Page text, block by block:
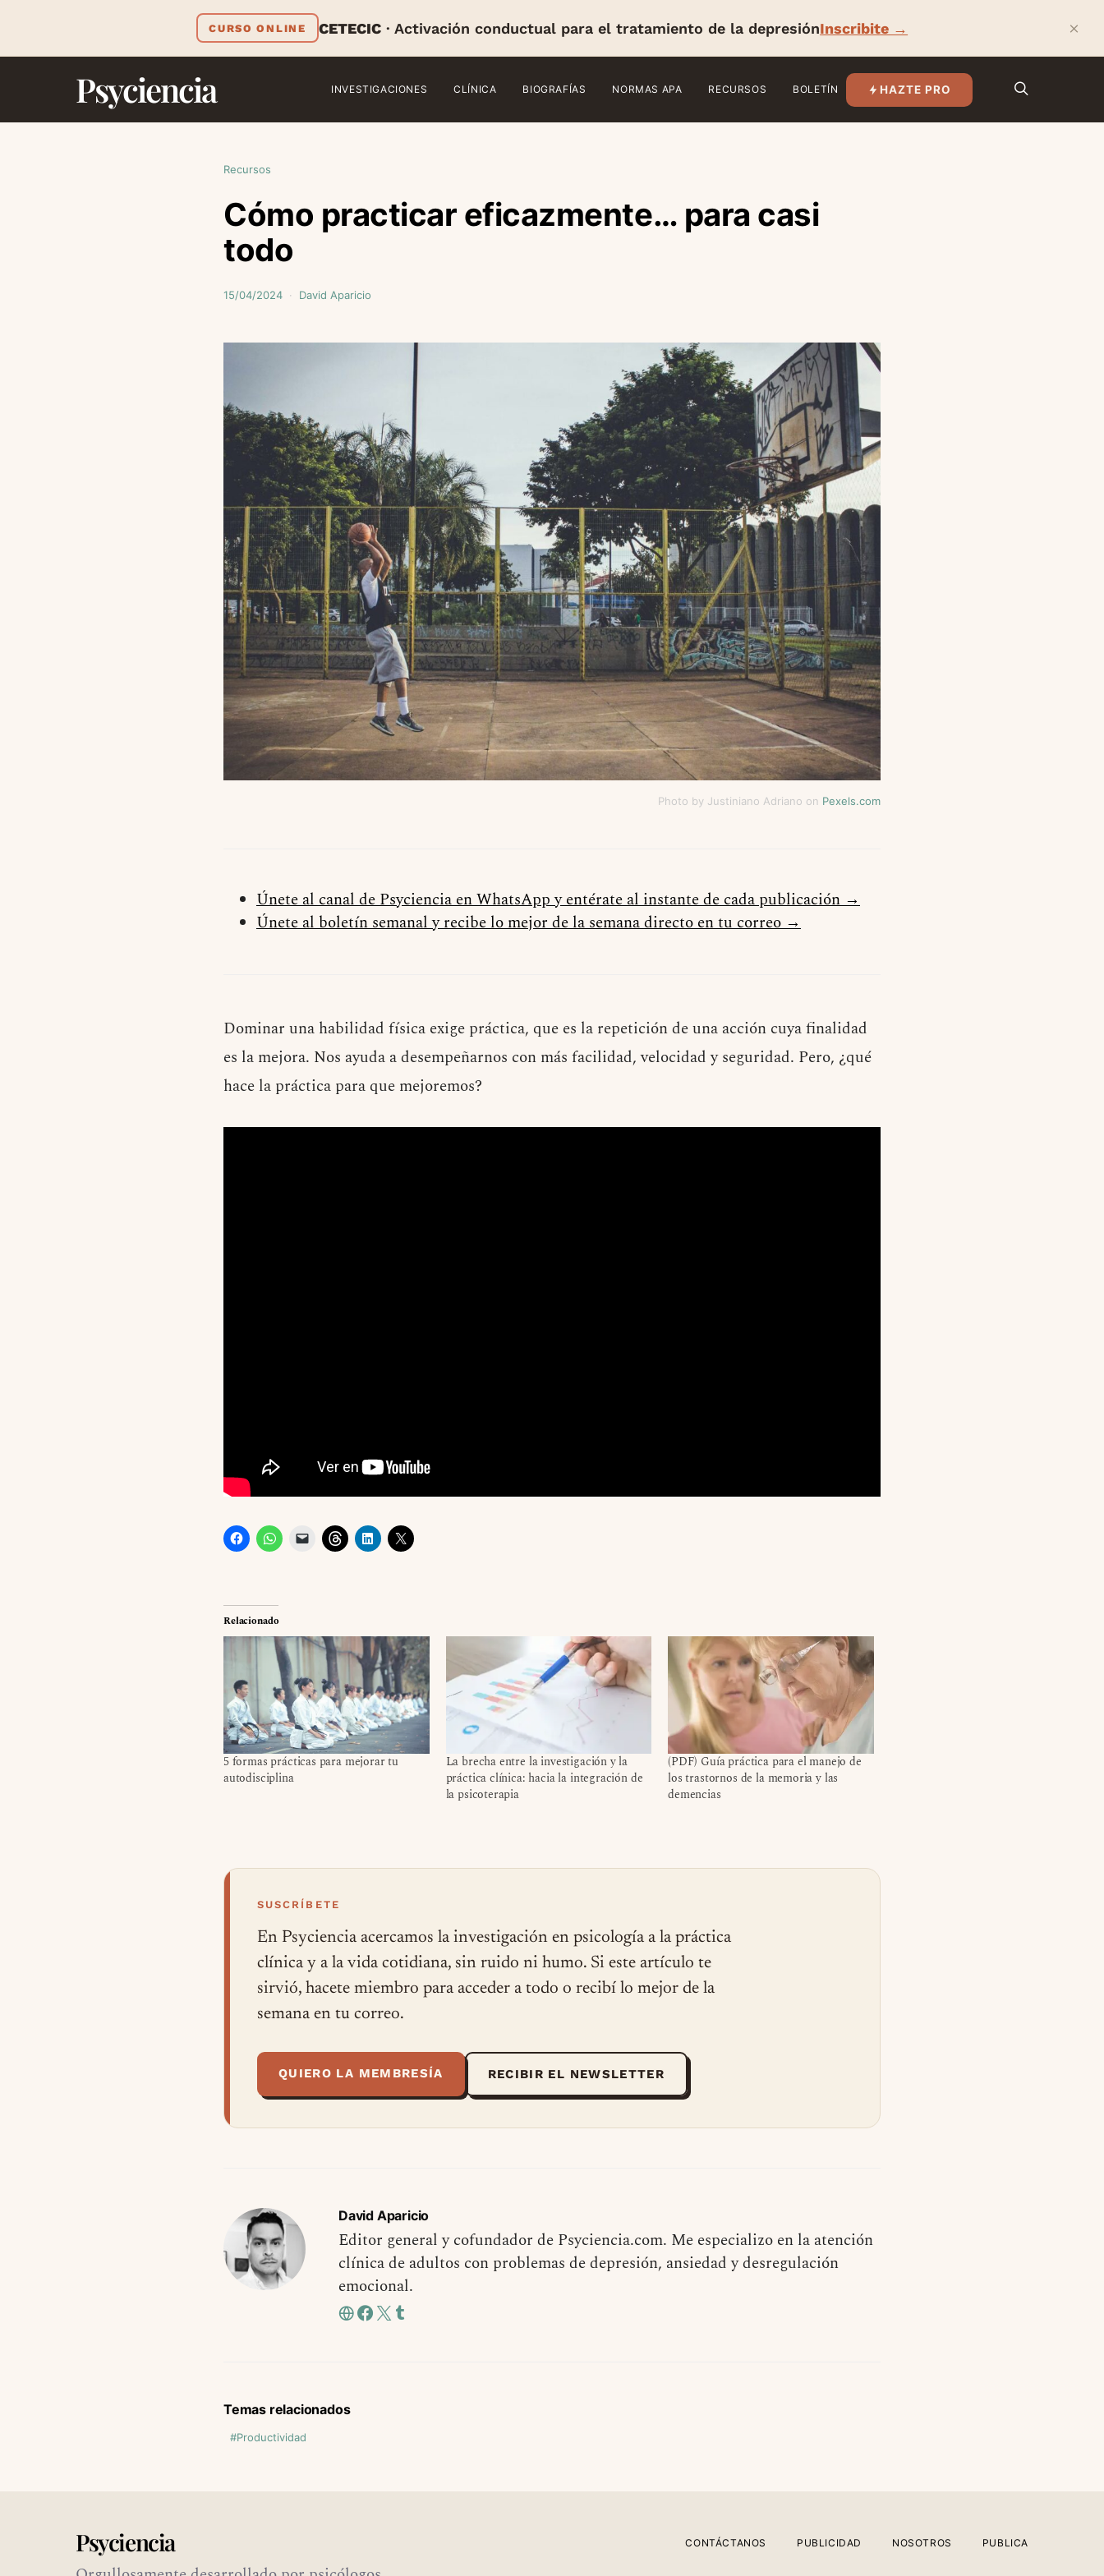
CURSO ONLINE CETECIC · Activación conductual para el tratamiento de la depresiónInscribite → ×
Psyciencia INVESTIGACIONES CLÍNICA BIOGRAFÍAS NORMAS APA RECURSOS BOLETÍN HAZTE PRO
Recursos
Cómo practicar eficazmente… para casi
todo
15/04/2024 David Aparicio
Photo by Justiniano Adriano on Pexels.com
Únete al canal de Psyciencia en WhatsApp y entérate al instante de cada publicación →
Únete al boletín semanal y recibe lo mejor de la semana directo en tu correo →
Dominar una habilidad física exige práctica, que es la repetición de una acción cuya finalidad
es la mejora. Nos ayuda a desempeñarnos con más facilidad, velocidad y seguridad. Pero, ¿qué
hace la práctica para que mejoremos?
Relacionado
5 formas prácticas para mejorar tu
autodisciplina
La brecha entre la investigación y la
práctica clínica: hacia la integración de
la psicoterapia
(PDF) Guía práctica para el manejo de
los trastornos de la memoria y las
demencias
SUSCRÍBETE
En Psyciencia acercamos la investigación en psicología a la práctica
clínica y a la vida cotidiana, sin ruido ni humo. Si este artículo te
sirvió, hacete miembro para acceder a todo o recibí lo mejor de la
semana en tu correo.
QUIERO LA MEMBRESÍA RECIBIR EL NEWSLETTER
David Aparicio
Editor general y cofundador de Psyciencia.com. Me especializo en la atención
clínica de adultos con problemas de depresión, ansiedad y desregulación
emocional.
Temas relacionados
Productividad
Psyciencia CONTÁCTANOS PUBLICIDAD NOSOTROS PUBLICA